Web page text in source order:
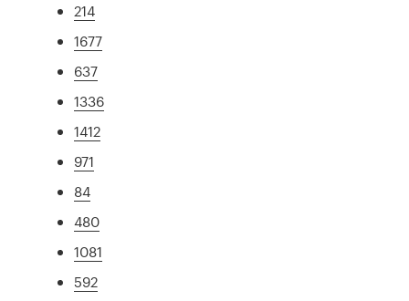
214
1677
637
1336
1412
971
84
480
1081
592